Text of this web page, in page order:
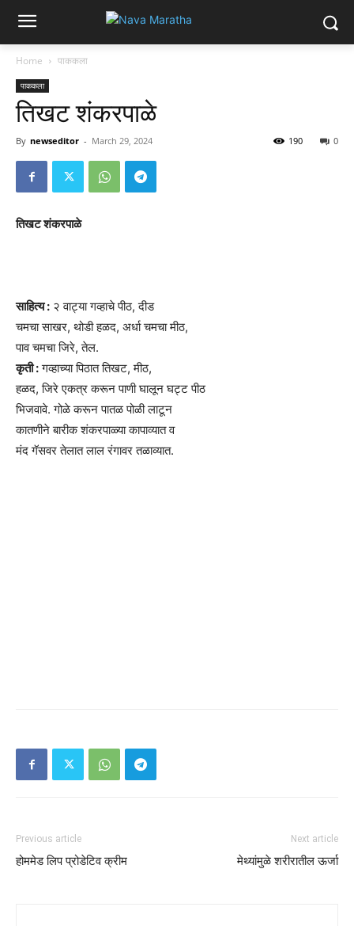
Home पाककला
पाककला
तिखट शंकरपाळे
By newseditor - March 29, 2024 0
190
तिखट शंकरपाळे
साहित्य : २ वाट्या गव्हाचे पीठ, दीड
चमचा साखर, थोडी हळद, अर्धा चमचा मीठ,
पाव चमचा जिरे, तेल.
कृती :गव्हाच्या पिठात तिखट, मीठ,
हळद, जिरे एकत्र करून पाणी घालून घट्ट पीठ
भिजवावे. गोळे करून पातळ पोळी लाटून
कातणीने बारीक शंकरपाळ्या कापाव्यात व
मंद गॅसवर तेलात लाल रंगावर तळाव्यात.
Previous article
होममेड लिप प्रोडेटिव क्रीम
Next article
मेथ्यांमुळे शरीरातील ऊर्जा